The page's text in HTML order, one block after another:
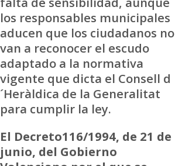
los responsables municipales
aducen que los ciudadanos no
van a reconocer el escudo
adaptado a la normativa
vigente que dicta el Consell d
´Heràldica de la Generalitat
para cumplir la ley.
El Decreto116/1994, de 21 de
junio, del Gobierno